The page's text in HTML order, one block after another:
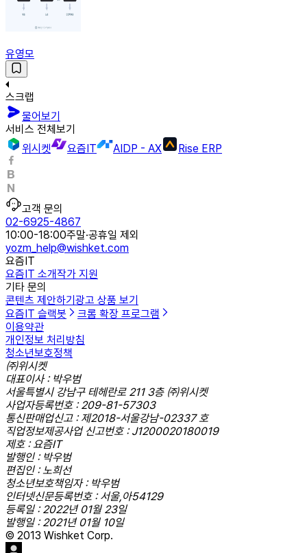
유영모
스크랩
물어보기
서비스 전체보기
위시켓
요즘IT AIDP - AX Rise ERP
고객 문의
02-6925-4867
10:00-18:00주말·공휴일 제외
yozm_help@wishket.com
요즘IT
요즘IT 소개작가 지원
기타 문의
콘텐츠 제안하기 광고 상품 보기
요즘IT 슬랙봇
크롬 확장 프로그램
이용약관
개인정보 처리방침
청소년보호정책
㈜위시켓
대표이사 : 박우범
서울특별시 강남구 테헤란로 211 3층 ㈜위시켓
사업자등록번호 : 209-81-57303
통신판매업신고 : 제2018-서울강남-02337 호
직업정보제공사업 신고번호 : J1200020180019
제호 : 요즘IT
발행인 : 박우범
편집인 : 노희선
청소년보호책임자 : 박우범
인터넷신문등록번호 : 서울,아54129
등록일 : 2022년 01월 23일
발행일 : 2021년 01월 10일
© 2013 Wishket Corp.